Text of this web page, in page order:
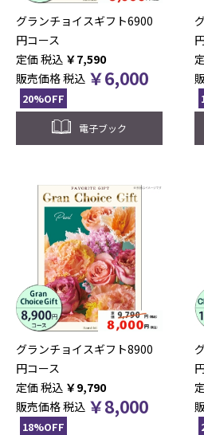
グランチョイスギフト6900
円コース
税込 ￥7,590
販売価格税込 ￥6,000
20%OFF
電子ブック
グランチョイスギフト8900
円コース
税込 ￥9,790
販売価格税込 ￥8,000
18%OFF